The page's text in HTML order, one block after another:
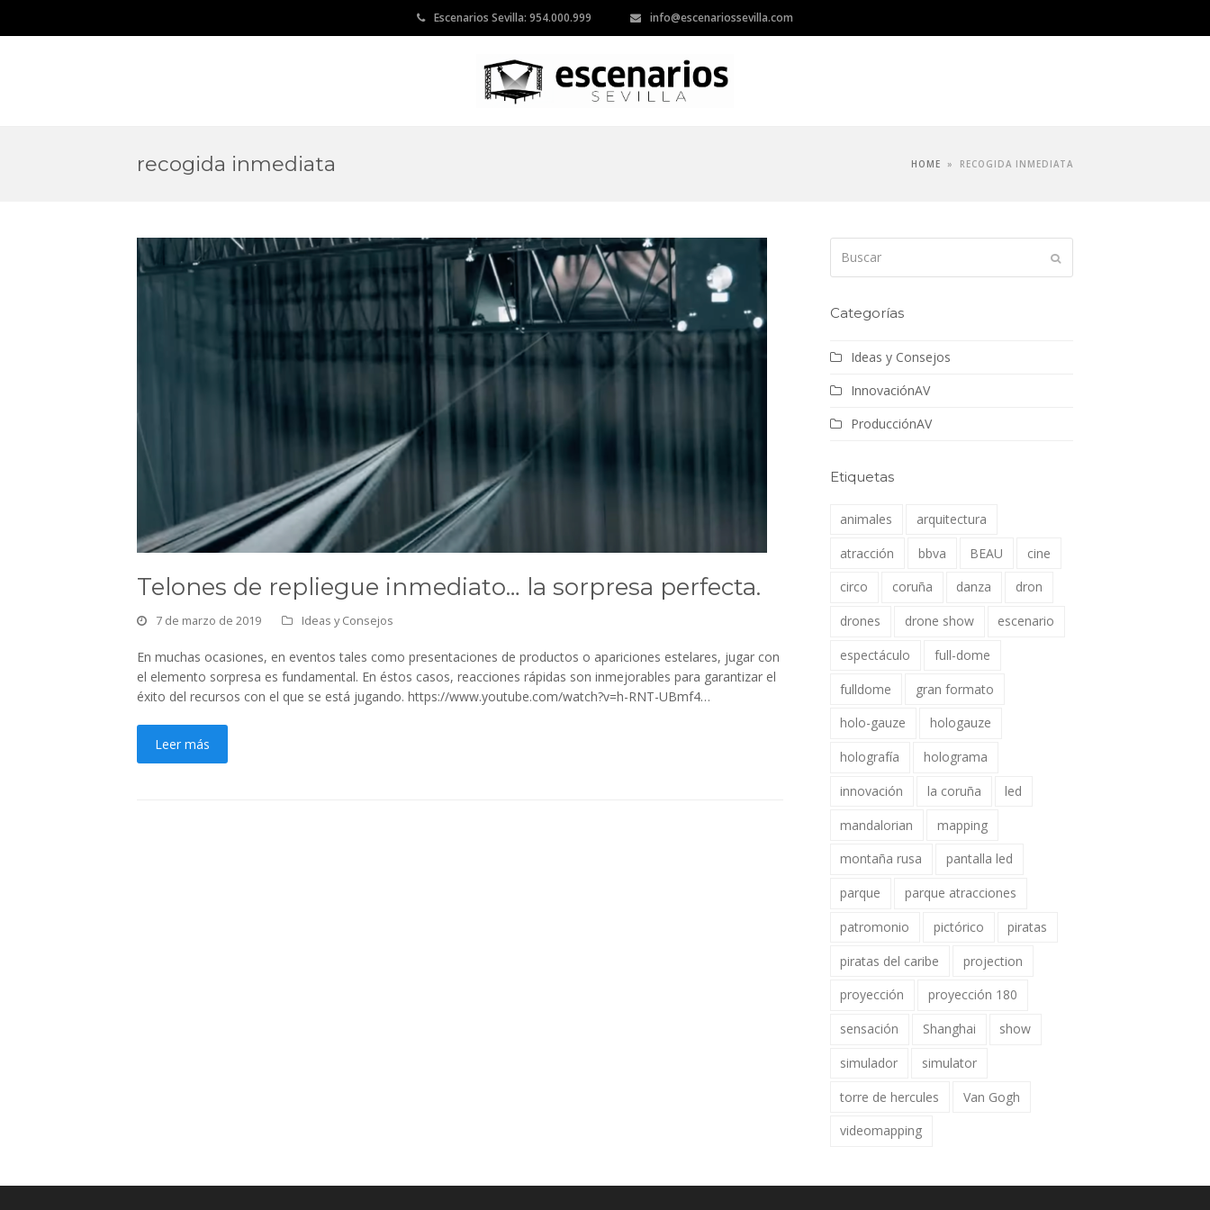
Escenarios Sevilla: 954.000.999 info@escenariossevilla.com
recogida inmediata HOME » RECOGIDA INMEDIATA
Telones de repliegue inmediato… la sorpresa perfecta.
7 de marzo de 2019 Ideas y Consejos
En muchas ocasiones, en eventos tales como presentaciones de productos o apariciones estelares, jugar con
el elemento sorpresa es fundamental. En éstos casos, reacciones rápidas son inmejorables para garantizar el
éxito del recursos con el que se está jugando. https://www.youtube.com/watch?v=h-RNT-UBmf4…
Leer más
Categorías
Ideas y Consejos
InnovaciónAV
ProducciónAV
Etiquetas
animales
arquitectura
atracción
bbva BEAU
cine
circo
coruña danza
dron
drones
drone show
escenario
espectáculo
full-dome
fulldome
gran formato
holo-gauze
hologauze
holografía
holograma
innovación
la coruña
led
mandalorian
mapping
montaña rusa
pantalla led
parque
parque atracciones
patromonio
pictórico
piratas
piratas del caribe
projection
proyección
proyección 180
sensación
Shanghai
show
simulador
simulator
torre de hercules
Van Gogh
videomapping